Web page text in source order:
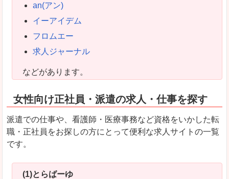
an(アン)
イーアイデム
フロムエー
求人ジャーナル
などがあります。
女性向け正社員・派遣の求人・仕事を探す
派遣での仕事や、看護師・医療事務など資格をいかした転
職・正社員をお探しの方にとって便利な求人サイトの一覧
です。
(1)とらばーゆ